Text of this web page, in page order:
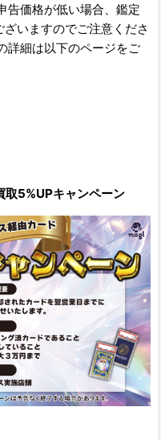
告価格が低い場合、鑑定
いますのでご注意くださ
詳細は以下のページをご
取5%UPキャンペーン